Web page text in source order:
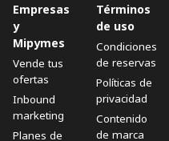
Empresas
y
Mipymes
Vende tus
ofertas
Inbound
marketing
Planes de
Términos
de uso
Condiciones
de reservas
Políticas de
privacidad
Contenido
de marca